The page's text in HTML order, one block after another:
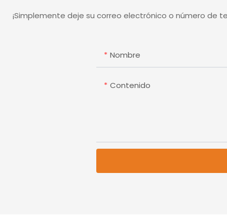
¡Simplemente deje su correo electrónico o número
Nombre
Contenido